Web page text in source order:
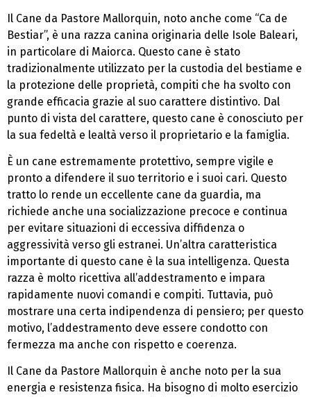
Il Cane da Pastore Mallorquin, noto anche come “Ca de
Bestiar”, è una razza canina originaria delle Isole Baleari,
in particolare di Maiorca. Questo cane è stato
tradizionalmente utilizzato per la custodia del bestiame e
la protezione delle proprietà, compiti che ha svolto con
grande efficacia grazie al suo carattere distintivo. Dal
punto di vista del carattere, questo cane è conosciuto per
la sua fedeltà e lealtà verso il proprietario e la famiglia.
È un cane estremamente protettivo, sempre vigile e
pronto a difendere il suo territorio e i suoi cari. Questo
tratto lo rende un eccellente cane da guardia, ma
richiede anche una socializzazione precoce e continua
per evitare situazioni di eccessiva diffidenza o
aggressività verso gli estranei. Un’altra caratteristica
importante di questo cane è la sua intelligenza. Questa
razza è molto ricettiva all’addestramento e impara
rapidamente nuovi comandi e compiti. Tuttavia, può
mostrare una certa indipendenza di pensiero; per questo
motivo, l’addestramento deve essere condotto con
fermezza ma anche con rispetto e coerenza.
Il Cane da Pastore Mallorquin è anche noto per la sua
energia e resistenza fisica. Ha bisogno di molto esercizio